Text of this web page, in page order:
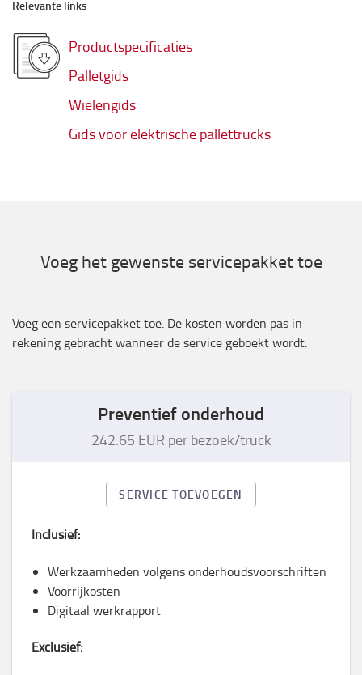
Relevante links
Productspecificaties
Palletgids
Wielengids
Gids voor elektrische pallettrucks
Voeg het gewenste servicepakket toe
Voeg een servicepakket toe. De kosten worden pas in
rekening gebracht wanneer de service geboekt wordt.
Preventief onderhoud
242.65 EUR per bezoek/truck
SERVICE TOEVOEGEN
Inclusief:
Werkzaamheden volgens onderhoudsvoorschriften
Voorrijkosten
Digitaal werkrapport
Exclusief: